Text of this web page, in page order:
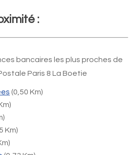
:
bancaires les plus proches de
Paris 8 La Boetie
(0,50 Km)
Km)